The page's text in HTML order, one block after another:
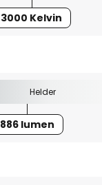
3000 Kelvin
Helder
886 lumen